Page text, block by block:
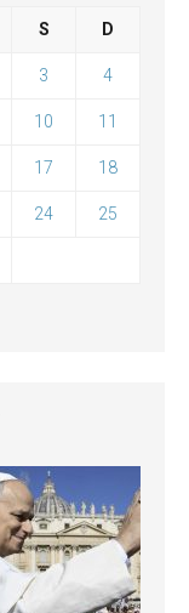
S D
3 4
10 11
17 18
24 25